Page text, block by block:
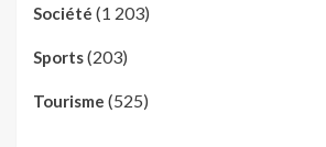
Société (1 203)
Sports(203)
Tourisme (525)